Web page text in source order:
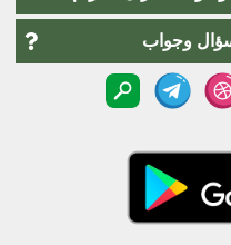
وجواب